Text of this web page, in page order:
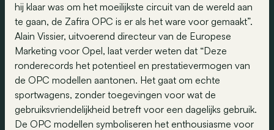
hij klaar was om het moeilijkste circuit van de wereld aan
te gaan, de Zafira OPC is er als het ware voor gemaakt”.
Alain Vissier, uitvoerend directeur van de Europese
Marketing voor Opel, laat verder weten dat “Deze
ronderecords het potentieel en prestatievermogen van
de OPC modellen aantonen. Het gaat om echte
sportwagens, zonder toegevingen voor wat de
gebruiksvriendelijkheid betreft voor een dagelijks gebruik.
De OPC modellen symboliseren het enthousiasme voor